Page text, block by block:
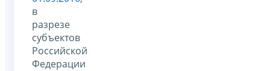
в
разрезе
субъектов
Российской
Федерации